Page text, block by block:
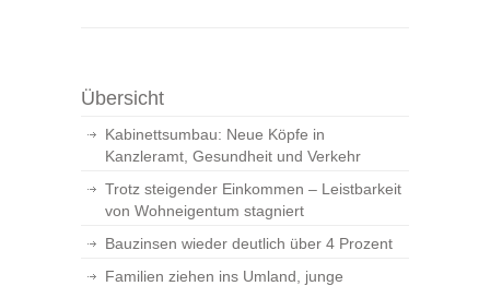
Übersicht
Kabinettsumbau: Neue Köpfe in
Kanzleramt, Gesundheit und Verkehr
Trotz steigender Einkommen – Leistbarkeit
von Wohneigentum stagniert
Bauzinsen wieder deutlich über 4 Prozent
Familien ziehen ins Umland, junge